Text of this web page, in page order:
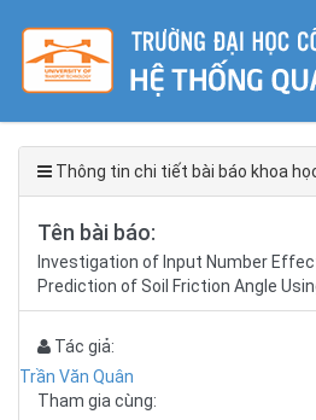
Thông tin chi tiết bài báo khoa
Tên bài báo:
Investigation of Input Number
Prediction of Soil Friction Angle
Tác giả:
Trần Văn Quân
Tham gia cùng: